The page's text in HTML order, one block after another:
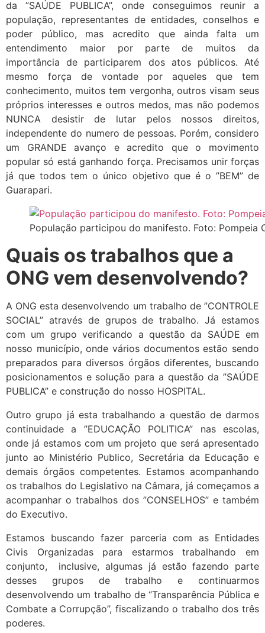
da ”SAÚDE PUBLICA”, onde conseguimos reunir a
população, representantes de entidades, conselhos e
poder público, mas acredito que ainda falta um
entendimento maior por parte de muitos da
importância de participarem dos atos públicos. Até
mesmo força de vontade por aqueles que tem
conhecimento, muitos tem vergonha, outros visam seus
próprios interesses e outros medos, mas não podemos
NUNCA desistir de lutar pelos nossos direitos,
independente do numero de pessoas. Porém, considero
um GRANDE avanço e acredito que o movimento
popular só está ganhando força. Precisamos unir forças
já que todos tem o único objetivo que é o ”BEM” de
Guarapari.
População participou do manifesto. Foto: Pompeia
Quais os trabalhos que a
ONG vem desenvolvendo?
A ONG esta desenvolvendo um trabalho de ”CONTROLE
SOCIAL” através de grupos de trabalho. Já estamos
com um grupo verificando a questão da SAÚDE em
nosso município, onde vários documentos estão sendo
preparados para diversos órgãos diferentes, buscando
posicionamentos e solução para a questão da ”SAÚDE
PUBLICA” e construção do nosso HOSPITAL.
Outro grupo já esta trabalhando a questão de darmos
continuidade a ”EDUCAÇÃO POLITICA” nas escolas,
onde já estamos com um projeto que será apresentado
junto ao Ministério Publico, Secretária da Educação e
demais órgãos competentes. Estamos acompanhando
os trabalhos do Legislativo na Câmara, já começamos a
acompanhar o trabalhos dos ”CONSELHOS” e também
do Executivo.
Estamos buscando fazer parceria com as Entidades
Civis Organizadas para estarmos trabalhando em
conjunto, inclusive, algumas já estão fazendo parte
desses grupos de trabalho e continuarmos
desenvolvendo um trabalho de “Transparência Pública e
Combate a Corrupção”, fiscalizando o trabalho dos três
poderes.